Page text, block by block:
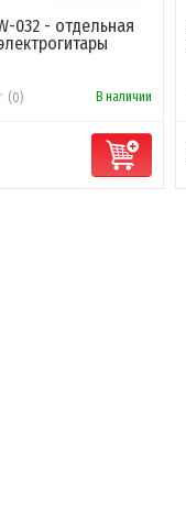
032 - отдельная
(0) В наличии